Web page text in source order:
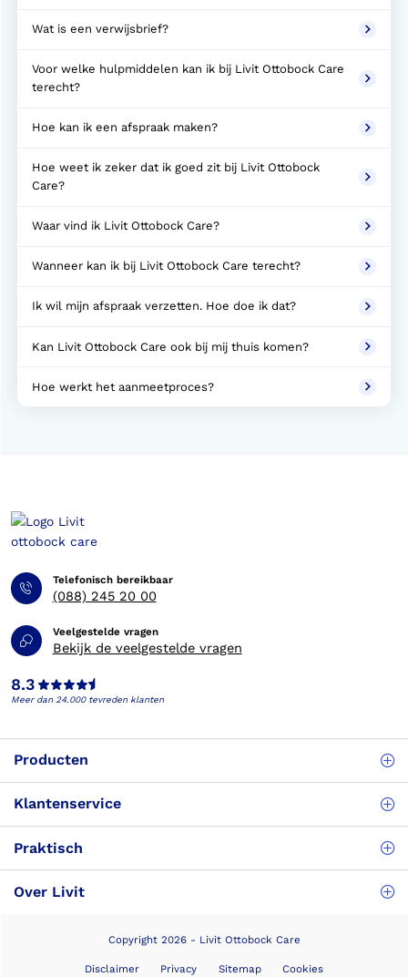
Wat is een verwijsbrief?
Voor welke hulpmiddelen kan ik bij Livit Ottobock Care
terecht?
Hoe kan ik een afspraak maken?
Hoe weet ik zeker dat ik goed zit bij Livit Ottobock
Care?
Waar vind ik Livit Ottobock Care?
Wanneer kan ik bij Livit Ottobock Care terecht?
Ik wil mijn afspraak verzetten. Hoe doe ik dat?
Kan Livit Ottobock Care ook bij mij thuis komen?
Hoe werkt het aanmeetproces?
Telefonisch bereikbaar
(088) 245 20 00
Veelgestelde vragen
Bekijk de veelgestelde vragen
8.3
Meer dan 24.000 tevreden klanten
Producten
Klantenservice
Praktisch
Over Livit
Copyright 2026 - Livit Ottobock Care
Disclaimer Privacy Sitemap Cookies